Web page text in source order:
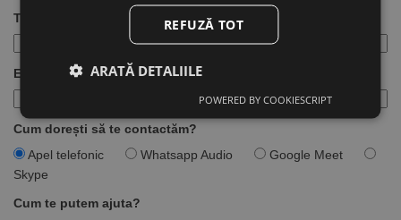
Telefon:
Email:
Cum dorești să te contactăm?
Apel telefonic
Whatsapp Audio
Google Meet
Skype
Cum te putem ajuta?
REFUZĂ TOT
ARATĂ DETALIILE
POWERED BY COOKIESCRIPT